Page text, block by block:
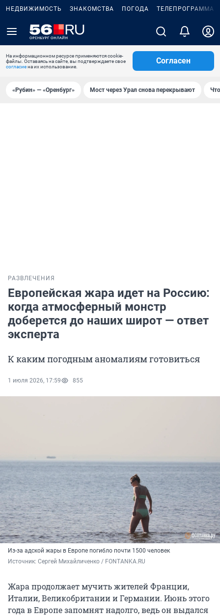
НЕДВИЖИМОСТЬ ЗНАКОМСТВА ПОГОДА ТЕЛЕПРОГРАММА
На информационном ресурсе применяются cookie-
файлы. Оставаясь на сайте, вы подтверждаете свое
согласиена их использование.
Согласен
«Рубин» — «Оренбург» Мост через Урал снова перекрывают
РАЗВЛЕЧЕНИЯ
Европейская жара идет на Россию:
когда атмосферный монстр
доберется до наших широт — ответ
эксперта
К каким погодным аномалиям готовиться
1 июля 2026, 17:59 855
Из-за адской жары в Европе погибло почти 1500 человек
Источник: Сергей Михайличенко / FONTANKA.RU
Жара продолжает мучить жителей Франции,
Италии, Великобритании и Германии. Июнь этого
года в Европе запомнят надолго, ведь он выдался